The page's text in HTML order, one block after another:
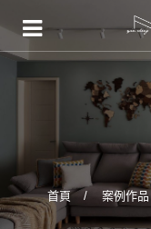
首頁 案例作品